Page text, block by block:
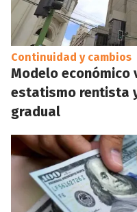
Continuidad y cambios
Modelo económico
estatismo rentista
gradual